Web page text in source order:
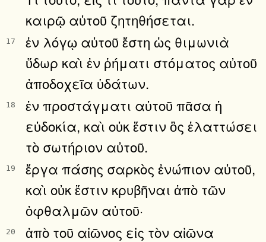
καιρῷ αὐτοῦ ζητηθήσεται.
17
ἐν λόγῳ αὐτοῦ ἔστη ὡς θιμωνιὰ
ὕδωρ καὶ ἐν ῥήματι στόματος αὐτοῦ
ἀποδοχεῖα ὑδάτων.
18
ἐν προστάγματι αὐτοῦ πᾶσα ἡ
εὐδοκία, καὶ οὐκ ἔστιν ὃς ἐλαττώσει
τὸ σωτήριον αὐτοῦ.
19
ἔργα πάσης σαρκὸς ἐνώπιον αὐτοῦ,
καὶ οὐκ ἔστιν κρυβῆναι ἀπὸ τῶν
ὀφθαλμῶν αὐτοῦ·
20
ἀπὸ τοῦ αἰῶνος εἰς τὸν αἰῶνα